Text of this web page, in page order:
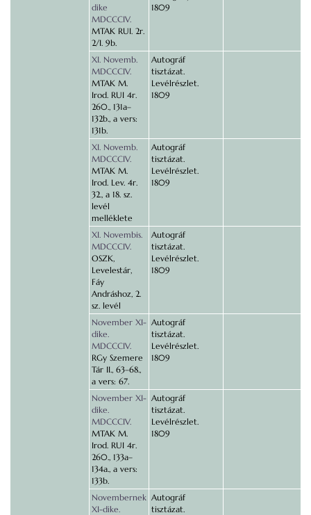
dike
MDCCCIV.
MTAK RUI. 2r.
2/I. 9b.
1809
XI. Novemb.
MDCCCIV.
MTAK M.
Irod. RUI 4r.
260., 131a–
132b., a vers:
131b.
Autográf
tisztázat.
Levélrészlet.
1809
XI. Novemb.
MDCCCIV.
MTAK M.
Irod. Lev. 4r.
32., a 18. sz.
levél
melléklete
Autográf
tisztázat.
Levélrészlet.
1809
XI. Novembis.
MDCCCIV.
OSZK,
Levelestár,
Fáy
Andráshoz, 2.
sz. levél
Autográf
tisztázat.
Levélrészlet.
1809
November XI-
dike.
MDCCCIV.
RGy Szemere
Tár II., 63–68.,
a vers: 67.
Autográf
tisztázat.
Levélrészlet.
1809
November XI-
dike.
MDCCCIV.
MTAK M.
Irod. RUI 4r.
260., 133a–
134a., a vers:
133b.
Autográf
tisztázat.
Levélrészlet.
1809
Novembernek
XI-dike.
Autográf
tisztázat.